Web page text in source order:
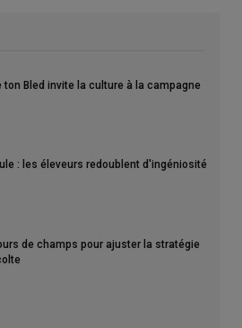
ton Bled invite la culture à la campagne
: les éleveurs redoublent d'ingéniosité
de champs pour ajuster la stratégie